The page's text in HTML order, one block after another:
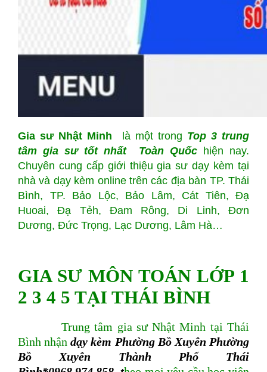
Gia sư Nhật Minh là một trong Top 3 trung
tâm gia sư tốt nhất Toàn Quốc
hiện nay.
Chuyên cung cấp giới thiệu gia sư dạy kèm tại
nhà và dạy kèm online trên các địa bàn TP. Thái
Bình, TP. Bảo Lộc, Bảo Lâm, Cát Tiên, Đạ
Huoai, Đạ Tẻh, Đam Rông, Di Linh, Đơn
Dương, Đức Trọng, Lạc Dương, Lâm Hà…
GIA SƯ MÔN TOÁN LỚP 1
2 3 4 5 TẠI THÁI BÌNH
Trung tâm gia sư Nhật Minh tại Thái
Bình nhậndạy kèm Phường Bồ Xuyên Phường
Bồ Xuyên Thành Phố Thái